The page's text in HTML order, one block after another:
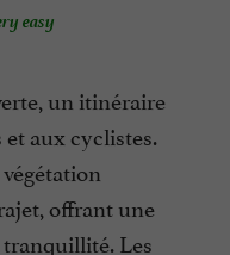
easy
un itinéraire
aux cyclistes.
offrant une
Les